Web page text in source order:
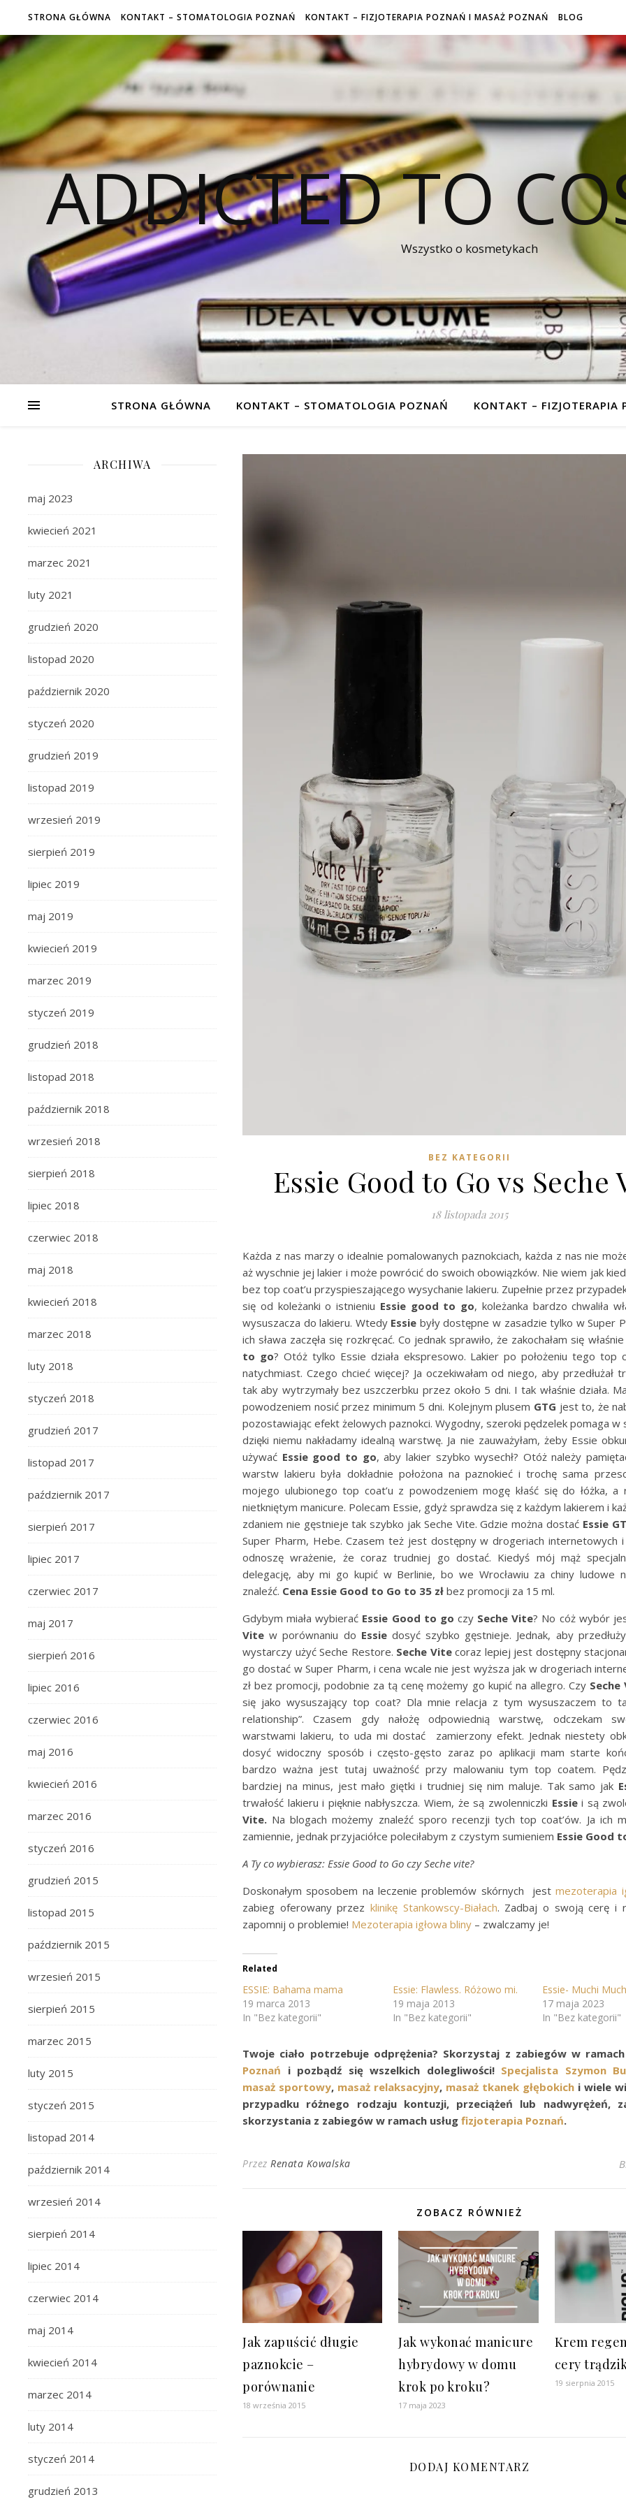
STRONA GŁÓWNA KONTAKT – STOMATOLOGIA POZNAŃ KONTAKT – FIZJOTERAPIA POZNAŃ I MASAŻ POZNAŃ BLOG
ADDICTED TO
Wszystko o kosmetykach
STRONA GŁÓWNA KONTAKT – STOMATOLOGIA POZNAŃ KONTAKT –
ARCHIWA
maj 2023
kwiecień 2021
marzec 2021
luty 2021
grudzień 2020
listopad 2020
październik 2020
styczeń 2020
grudzień 2019
listopad 2019
wrzesień 2019
sierpień 2019
lipiec 2019
maj 2019
kwiecień 2019
marzec 2019
styczeń 2019
grudzień 2018
listopad 2018
październik 2018
wrzesień 2018
sierpień 2018
lipiec 2018
czerwiec 2018
maj 2018
kwiecień 2018
marzec 2018
luty 2018
styczeń 2018
grudzień 2017
listopad 2017
październik 2017
sierpień 2017
lipiec 2017
czerwiec 2017
maj 2017
sierpień 2016
lipiec 2016
czerwiec 2016
maj 2016
kwiecień 2016
marzec 2016
styczeń 2016
grudzień 2015
listopad 2015
październik 2015
wrzesień 2015
sierpień 2015
marzec 2015
luty 2015
styczeń 2015
listopad 2014
październik 2014
wrzesień 2014
sierpień 2014
lipiec 2014
czerwiec 2014
maj 2014
kwiecień 2014
marzec 2014
luty 2014
styczeń 2014
grudzień 2013
BEZ KATEGORII
Essie Good to Go vs Seche
18 listopada 2015
Każda z nas marzy o idealnie pomalowanych paznokciach, każda z nas nie
aż wyschnie jej lakier i może powrócić do swoich obowiązków. Nie wiem jak
bez top coat’u przyspieszającego wysychanie lakieru. Zupełnie przez
się od koleżanki o istnieniu Essie good to go, koleżanka bardzo chwaliła
wysuszacza do lakieru. Wtedy Essie były dostępne w zasadzie tylko w Super
ich sława zaczęła się rozkręcać. Co jednak sprawiło, że zakochałam się
to go? Otóż tylko Essie działa ekspresowo. Lakier po położeniu tego top
natychmiast. Czego chcieć więcej? Ja oczekiwałam od niego, aby przedłużał
tak aby wytrzymały bez uszczerbku przez około 5 dni. I tak właśnie działa.
powodzeniem nosić przez minimum 5 dni. Kolejnym plusem GTG jest to, że
pozostawiając efekt żelowych paznokci. Wygodny, szeroki pędzelek pomaga w
dzięki niemu nakładamy idealną warstwę. Ja nie zauważyłam, żeby Essie
używać Essie good to go, aby lakier szybko wysechł? Otóż należy
warstw lakieru była dokładnie położona na paznokieć i trochę sama
mojego ulubionego top coat’u z powodzeniem mogę kłaść się do łóżka,
nietkniętym manicure. Polecam Essie, gdyż sprawdza się z każdym lakierem i
zdaniem nie gęstnieje tak szybko jak Seche Vite. Gdzie można dostać Essie
Super Pharm, Hebe. Czasem też jest dostępny w drogeriach internetowych i
odnoszę wrażenie, że coraz trudniej go dostać. Kiedyś mój mąż
delegację, aby mi go kupić w Berlinie, bo we Wrocławiu za chiny ludowe
znaleźć. Cena Essie Good to Go to 35 zł bez promocji za 15 ml.
Gdybym miała wybierać Essie Good to go czySeche Vite? No cóż wybór
Vite w porównaniu do Essiedosyć szybko gęstnieje. Jednak, aby
wystarczy użyć Seche Restore. Seche Vitecoraz lepiej jest dostępny
go dostać w Super Pharm, i cena wcale nie jest wyższa jak w drogeriach
zł bez promocji, podobnie za tą cenę możemy go kupić na allegro. Czy Seche
się jako wysuszający top coat? Dla mnie relacja z tym wysuszaczem to
relationship”. Czasem gdy nałożę odpowiednią warstwę, odczekam
warstwami lakieru, to uda mi dostać zamierzony efekt. Jednak niestety
dosyć widoczny sposób i często-gęsto zaraz po aplikacji mam starte
bardzo ważna jest tutaj uważność przy malowaniu tym top coatem.
bardziej na minus, jest mało giętki i trudniej się nim maluje. Tak samo jak
trwałość lakieru i pięknie nabłyszcza. Wiem, że są zwolenniczki Essiei są
Vite. Na blogach możemy znaleźć sporo recenzji tych top coat’ów. Ja ich
zamiennie, jednak przyjaciółce poleciłabym z czystym sumieniem Essie Good
A Ty co wybierasz: Essie Good to Go czy Seche vite?
Doskonałym sposobem na leczenie problemów skórnych jestmezoterapia
zabieg oferowany przez klinikę Stankowscy-Białach. Zadbaj o swoją cerę i
zapomnij o problemie! Mezoterapia igłowa bliny – zwalczamy je!
Related
ESSIE: Bahama mama
19 marca 2013
In "Bez kategorii"
Essie: Flawless. Różowo mi.
19 maja 2013
In "Bez kategorii"
Essie- Muchi
17 maja 2023
In "Bez kategorii"
Twoje ciało potrzebuje odprężenia? Skorzystaj z zabiegów w ramach
Poznań i pozbądź się wszelkich dolegliwości!Specjalista Szymon
masaż sportowy, masaż relaksacyjny, masaż tkanek głębokich i wiele
przypadku różnego rodzaju kontuzji, przeciążeń lub nadwyrężeń,
skorzystania z zabiegów w ramach usług fizjoterapia Poznań.
Przez Renata Kowalska
ZOBACZ RÓWNIEŻ
Jak zapuścić długie
paznokcie –
porównanie
18 września 2015
Jak wykonać manicure
hybrydowy w domu
krok po kroku?
17 maja 2023
Krem
cery
19 sierpnia 2015
DODAJ KOMENTARZ